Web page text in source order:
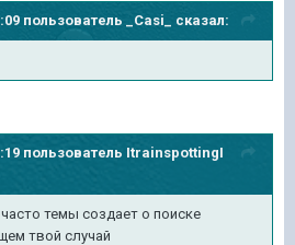
пользователь _Casi_ сказал:
пользователь ItrainspottingI
темы создает о поиске
твой случай